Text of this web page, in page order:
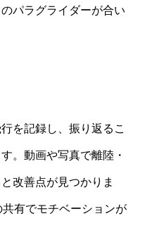
パラグライダーが合い
を記録し、振り返るこ
。動画や写真で離陸・
改善点が見つかりま
有でモチベーションが